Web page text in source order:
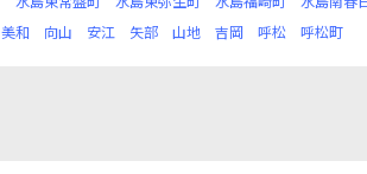
美和 向山 安江 矢部 山地 吉岡 呼松 呼松町